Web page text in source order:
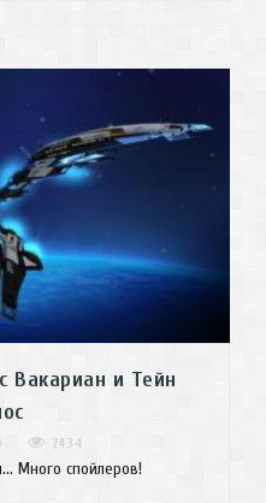
Вакариан и Тейн
7434
Много спойлеров!